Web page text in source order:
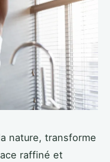
nature, transforme
raffiné et